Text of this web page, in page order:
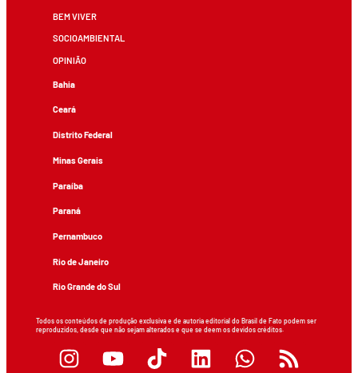
BEM VIVER
SOCIOAMBIENTAL
OPINIÃO
Bahia
Ceará
Distrito Federal
Minas Gerais
Paraíba
Paraná
Pernambuco
Rio de Janeiro
Rio Grande do Sul
Todos os conteúdos de produção exclusiva e de autoria editorial do Brasil de Fato podem ser
reproduzidos, desde que não sejam alterados e que se deem os devidos créditos.